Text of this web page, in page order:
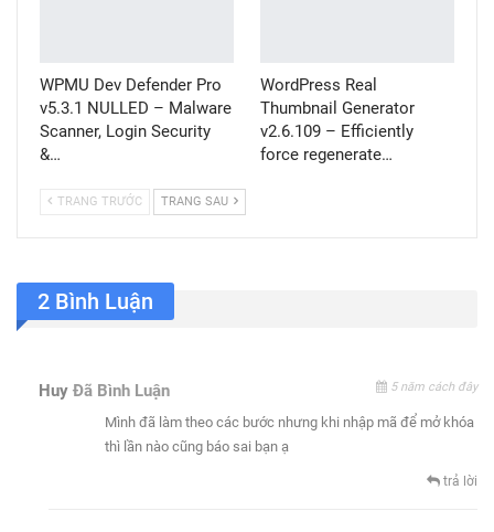
WPMU Dev Defender Pro
v5.3.1 NULLED – Malware
Scanner, Login Security
&…
WordPress Real
Thumbnail Generator
v2.6.109 – Efficiently
force regenerate…
TRANG TRƯỚC TRANG SAU
2 Bình Luận
Huy Đã Bình Luận 5 năm cách đây
Mình đã làm theo các bước nhưng khi nhập mã để mở khóa
thì lần nào cũng báo sai bạn ạ
trả lời